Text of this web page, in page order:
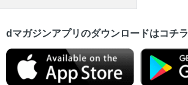
dマガジンアプリのダウンロードはコチラ